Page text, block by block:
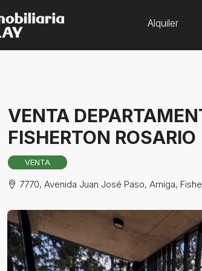
Alquiler
VENTA
FISHERTON ROSARIO
VENTA
7770, Avenida Juan José Paso, Amiga,